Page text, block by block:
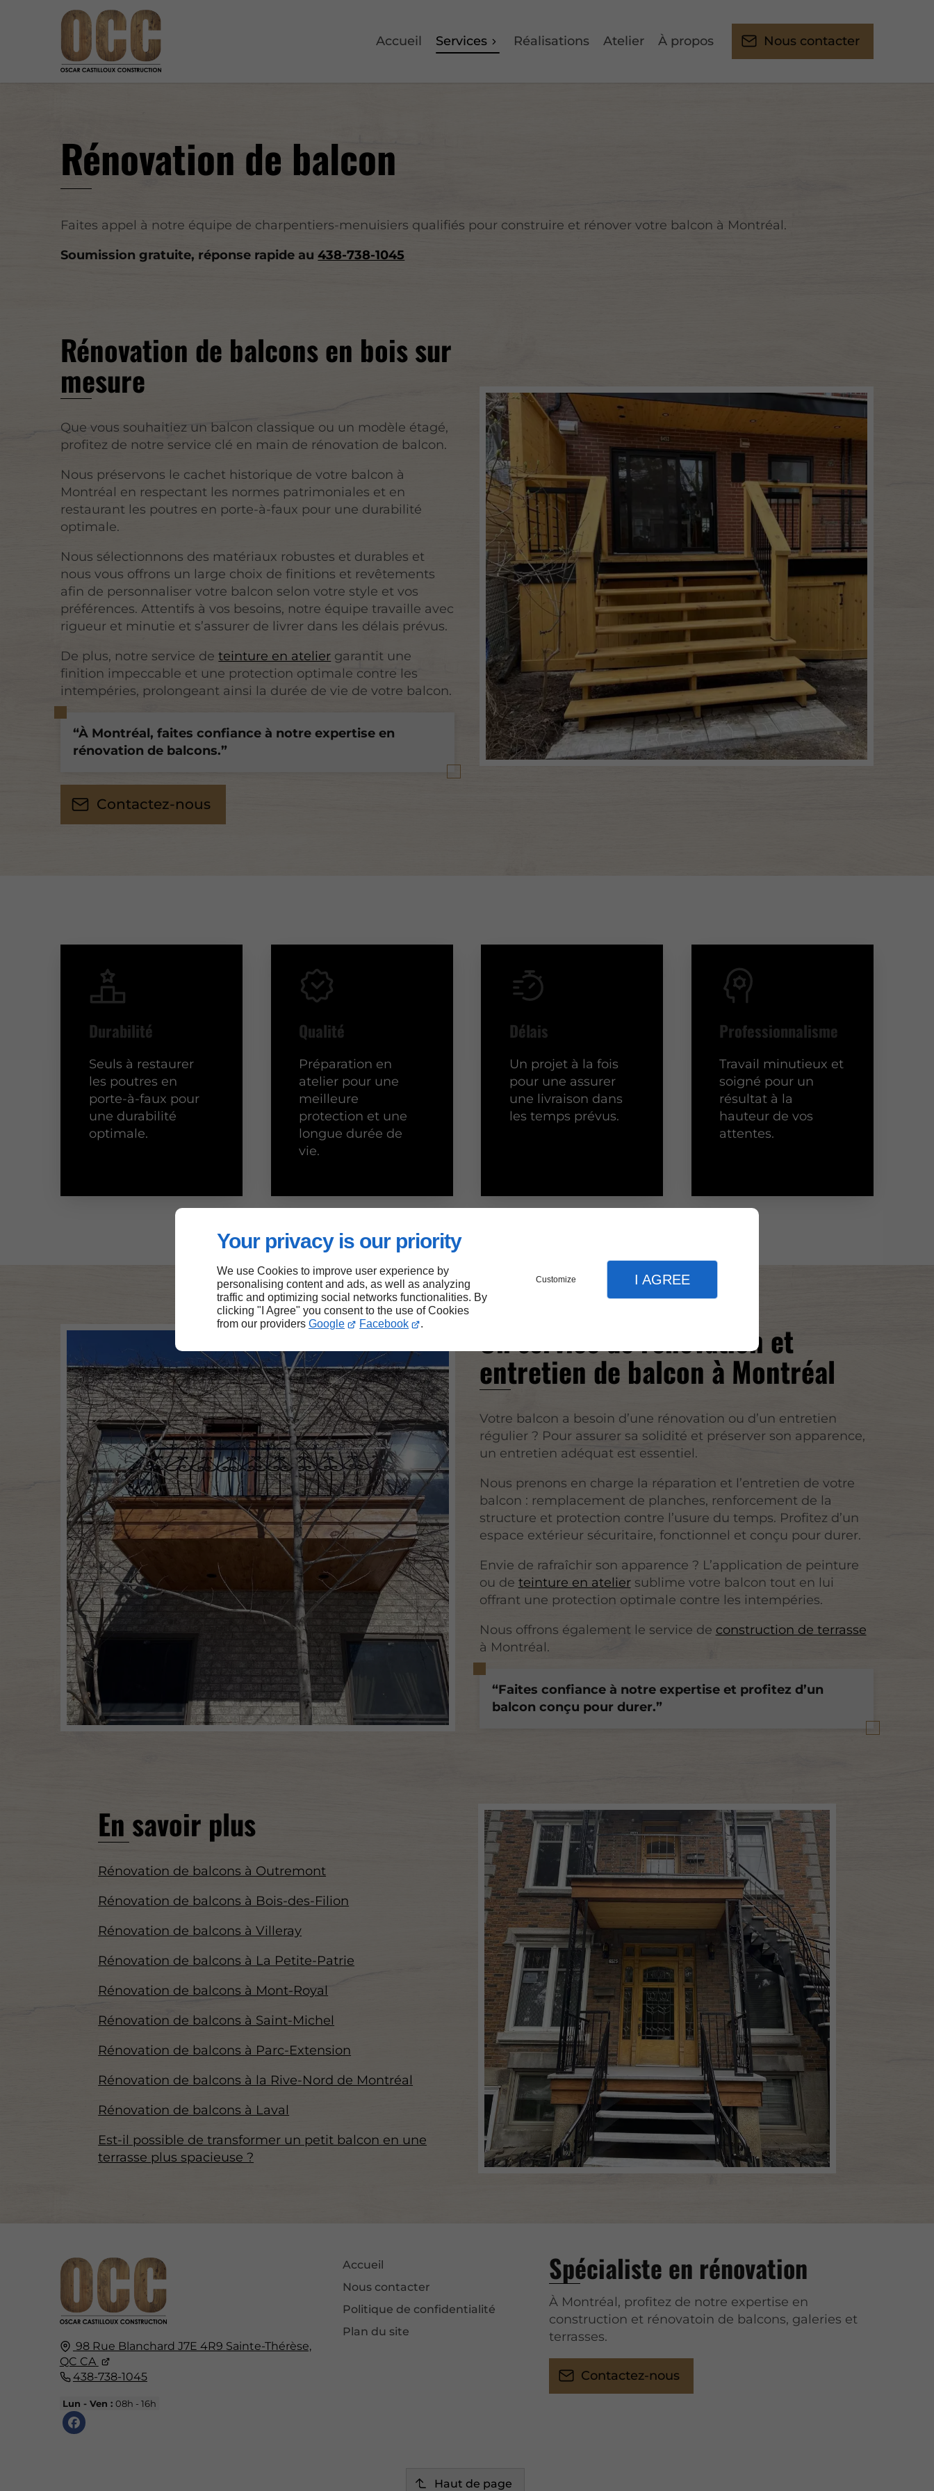
Your privacy is our priority
We use Cookies to improve user experience by
personalising content and ads, as well as analyzing
traffic and optimizing social networks functionalities. By
clicking "I Agree" you consent to the use of Cookies
from our providers Google Facebook .
Customize I AGREE
Accueil Services Réalisations Atelier À propos Nous contacter
Rénovation de balcon
Faites appel à notre équipe de charpentiers-menuisiers qualifiés pour construire et rénover votre balcon à Montréal.
Soumission gratuite, réponse rapide au438-738-1045
Rénovation de balcons en bois sur
mesure
Que vous souhaitiez un balcon classique ou un modèle étagé,
profitez de notre service clé en main de rénovation de balcon.
Nous préservons le cachet historique de votre balcon à
Montréal en respectant les normes patrimoniales et en
restaurant les poutres en porte-à-faux pour une durabilité
optimale.
Nous sélectionnons des matériaux robustes et durables et
nous vous offrons un large choix de finitions et revêtements
afin de personnaliser votre balcon selon votre style et vos
préférences. Attentifs à vos besoins, notre équipe travaille avec
rigueur et minutie et s’assurer de livrer dans les délais prévus.
De plus, notre service deteinture en atelier garantit une
finition impeccable et une protection optimale contre les
intempéries, prolongeant ainsi la durée de vie de votre balcon.
À Montréal, faites confiance à notre expertise en
rénovation de balcons.
Contactez-nous
Durabilité
Seuls à restaurer
les poutres en
porte-à-faux pour
une durabilité
optimale.
Qualité
Préparation en
atelier pour une
meilleure
protection et une
longue durée de
vie.
Délais
Un projet à la fois
pour une assurer
une livraison dans
les temps prévus.
Professionnalisme
Travail minutieux et
soigné pour un
résultat à la
hauteur de vos
attentes.
Un service de rénovation et
entretien de balcon à Montréal
Votre balcon a besoin d’une rénovation ou d’un entretien
régulier ? Pour assurer sa solidité et préserver son apparence,
un entretien adéquat est essentiel.
Nous prenons en charge la réparation et l’entretien de votre
balcon : remplacement de planches, renforcement de la
structure et protection contre l’usure du temps. Profitez d’un
espace extérieur sécuritaire, fonctionnel et conçu pour durer.
Envie de rafraîchir son apparence ? L’application de peinture
ou de teinture en ateliersublime votre balcon tout en lui
offrant une protection optimale contre les intempéries.
Nous offrons également le service de construction de terrasse
à Montréal.
Faites confiance à notre expertise et profitez d’un
balcon conçu pour durer.
En savoir plus
Rénovation de balcons à Outremont
Rénovation de balcons à Bois-des-Filion
Rénovation de balcons à Villeray
Rénovation de balcons à La Petite-Patrie
Rénovation de balcons à Mont-Royal
Rénovation de balcons à Saint-Michel
Rénovation de balcons à Parc-Extension
Rénovation de balcons à la Rive-Nord de Montréal
Rénovation de balcons à Laval
Est-il possible de transformer un petit balcon en une
terrasse plus spacieuse ?
98 Rue Blanchard J7E 4R9 Sainte-Thérèse,
QC CA
438-738-1045
Lun - Ven : 08h - 16h
Accueil
Nous contacter
Politique de confidentialité
Plan du site
Spécialiste en rénovation
À Montréal, profitez de notre expertise en
construction et rénovatoin de balcons, galeries et
terrasses.
Contactez-nous
Haut de page